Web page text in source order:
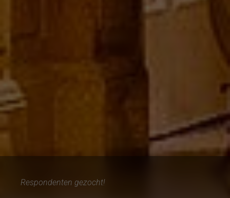
Respondenten gezocht!